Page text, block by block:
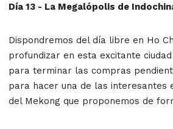
Día 13 - La Megalópolis de
Dispondremos del día libre en Ho
profundizar en esta excitante
para terminar las compras
para hacer una de las interesantes
del Mekong que proponemos de